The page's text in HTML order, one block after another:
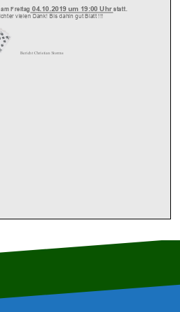
am Freitag 04.10 .2019 um 19:00 Uhr statt.
vielen Dank! Bis dahin gut Blatt !!!
Bericht Christian Storms